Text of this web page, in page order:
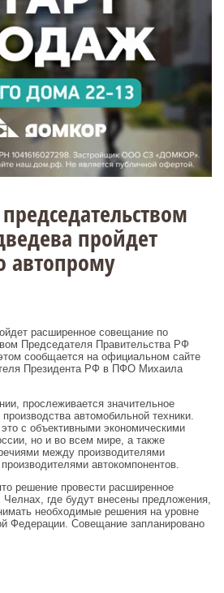
пройдет
автопрому
расширенное совещание по
Председателя Правительства РФ
сообщается на официальном сайте
Президента РФ в ПФО Михаила
прослеживается значительное
автомобильной техники.
с объективными экономическими
но и во всем мире, а также
между производителями
автокомпонентов.
решение провести расширенное
где будут внесены предложения,
необходимые решения на уровне
Федерации. Совещание запланировано